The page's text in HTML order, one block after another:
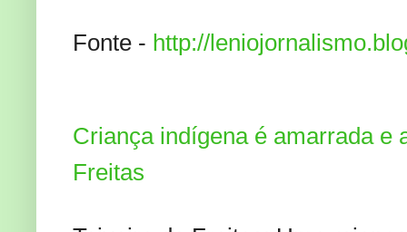
Fonte - http://
Criança indígena é amarrada e
Freitas